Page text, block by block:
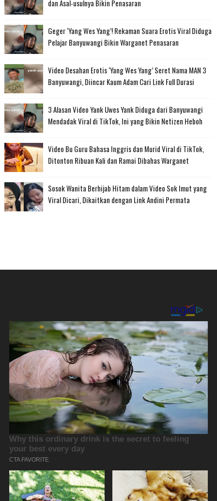
dan Asal-usulnya Bikin Penasaran
Geger ‘Yang Wes Yang’! Rekaman Suara Erotis Viral Diduga
Pelajar Banyuwangi Bikin Warganet Penasaran
Video Desahan Erotis ‘Yang Wes Yang’ Seret Nama MAN 3
Banyuwangi, Diincar Kaum Adam Cari Link Full Durasi
3 Alasan Video Yank Uwes Yank Diduga dari Banyuwangi
Mendadak Viral di TikTok, Ini yang Bikin Netizen Heboh
Video Bu Guru Bahasa Inggris dan Murid Viral di TikTok,
Ditonton Ribuan Kali dan Ramai Dibahas Warganet
Sosok Wanita Berhijab Hitam dalam Video Sok Imut yang
Viral Dicari, Dikaitkan dengan Link Andini Permata